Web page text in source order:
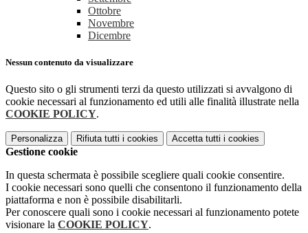
Ottobre
Novembre
Dicembre
Nessun contenuto da visualizzare
Questo sito o gli strumenti terzi da questo utilizzati si avvalgono di
cookie necessari al funzionamento ed utili alle finalità illustrate nella
COOKIE POLICY.
Personalizza Rifiuta tutti i cookies Accetta tutti i cookies
Gestione cookie
In questa schermata è possibile scegliere quali cookie consentire.
I cookie necessari sono quelli che consentono il funzionamento della
piattaforma e non è possibile disabilitarli.
Per conoscere quali sono i cookie necessari al funzionamento potete
visionare la COOKIE POLICY.